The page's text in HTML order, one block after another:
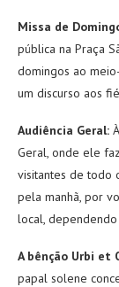
Missa de
pública na Praça
domingos ao
um discurso aos
Audiência Geral:
Geral, onde ele
visitantes de todo
pela manhã, por
local,
A bênção Urbi et
papal solene